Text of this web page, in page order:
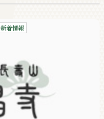
新着情報